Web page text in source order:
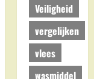
Veiligheid
vergelijken
vlees
wasmiddel